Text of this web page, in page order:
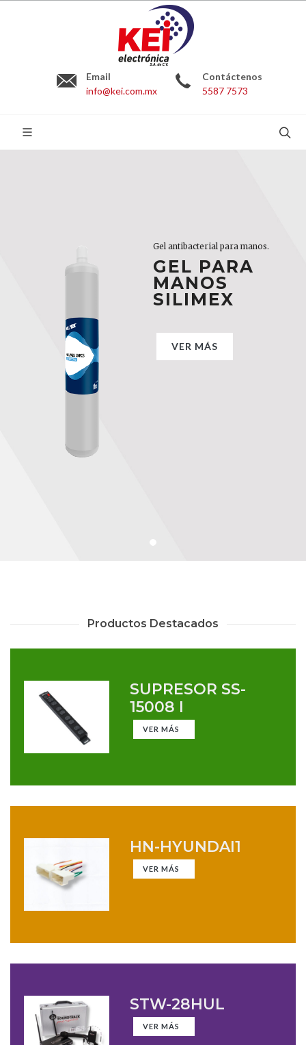
Email
info@kei.com.mx
Contáctenos
5587 7573
Gel antibacterial para manos.
GEL PARA
MANOS
SILIMEX
VER MÁS
Gel antibacterial para manos.
GEL PARA
MANOS
SILIMEX
VER MÁS
Gel antibacterial para manos.
GEL PARA
MANOS
SILIMEX
VER MÁS
Productos Destacados
SUPRESOR SS-
15008 I
VER MÁS
HN-HYUNDAI1
VER MÁS
STW-28HUL
VER MÁS